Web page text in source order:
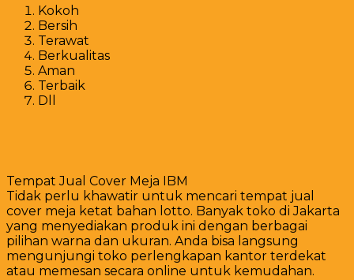
Kokoh
Bersih
Terawat
Berkualitas
Aman
Terbaik
Dll
Tempat Jual Cover Meja IBM
Tidak perlu khawatir untuk mencari tempat jual
cover meja ketat bahan lotto. Banyak toko di Jakarta
yang menyediakan produk ini dengan berbagai
pilihan warna dan ukuran. Anda bisa langsung
mengunjungi toko perlengkapan kantor terdekat
atau memesan secara online untuk kemudahan.